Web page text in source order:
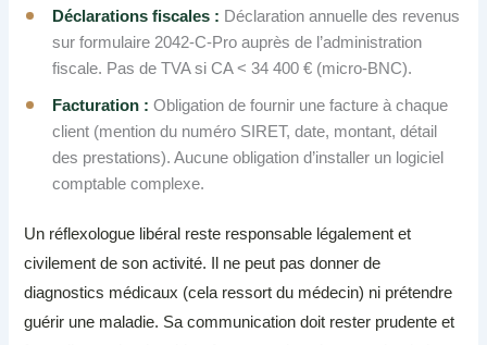
Déclarations fiscales : Déclaration annuelle des revenus
sur formulaire 2042-C-Pro auprès de l’administration
fiscale. Pas de TVA si CA < 34 400 € (micro-BNC).
Facturation : Obligation de fournir une facture à chaque
client (mention du numéro SIRET, date, montant, détail
des prestations). Aucune obligation d’installer un logiciel
comptable complexe.
Un réflexologue libéral reste responsable légalement et
civilement de son activité. Il ne peut pas donner de
diagnostics médicaux (cela ressort du médecin) ni prétendre
guérir une maladie. Sa communication doit rester prudente et